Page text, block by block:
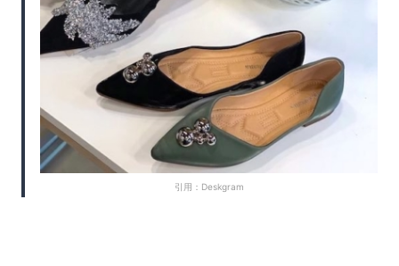
引用：Deskgram